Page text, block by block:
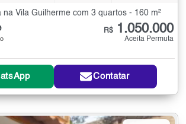
na Vila Guilherme com 3 quartos - 160 m²
R$ 1.050.000
Aceita Permuta
Contatar